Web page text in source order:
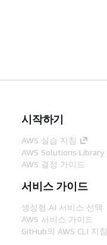
시작하기
AWS 실습 지침
AWS Solutions Library
AWS 결정 가이드
서비스 가이드
생성형 AI 서비스 선택
AWS 서비스 가이드
GitHub의 AWS CLI 지침